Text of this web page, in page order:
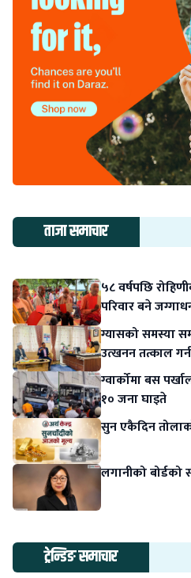
ताजा समाचार
५८ वर्षपछि
परिवार बने
ग्यासको समस्या
उत्खनन तत्काल गर्न
ग्वार्कोमा बस
१० जना घाइते
सुन एकैदिन
लगानीको
ट्रेन्डिङ समाचार